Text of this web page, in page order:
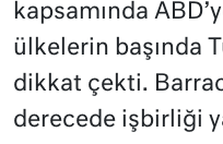
kapsamında
ülkelerin başında
dikkat çekti.
derecede işbirliği